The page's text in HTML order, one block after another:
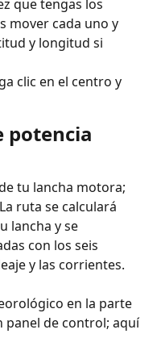
que tengas los
mover cada uno y
y longitud si
clic en el centro y
potencia
tu lancha motora;
ruta se calculará
lancha y se
con los seis
y las corrientes.
en la parte
panel de control; aquí